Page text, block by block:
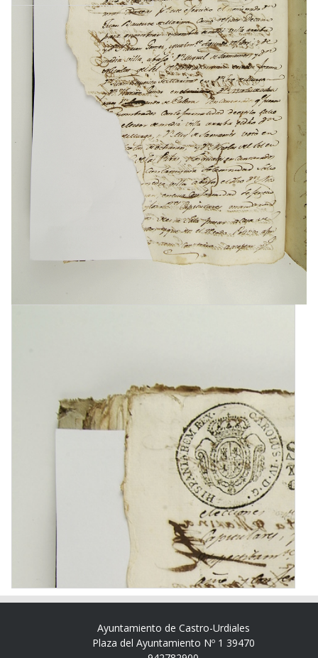
Ayuntamiento de Castro-Urdiales
Plaza del Ayuntamiento Nº 1 39470